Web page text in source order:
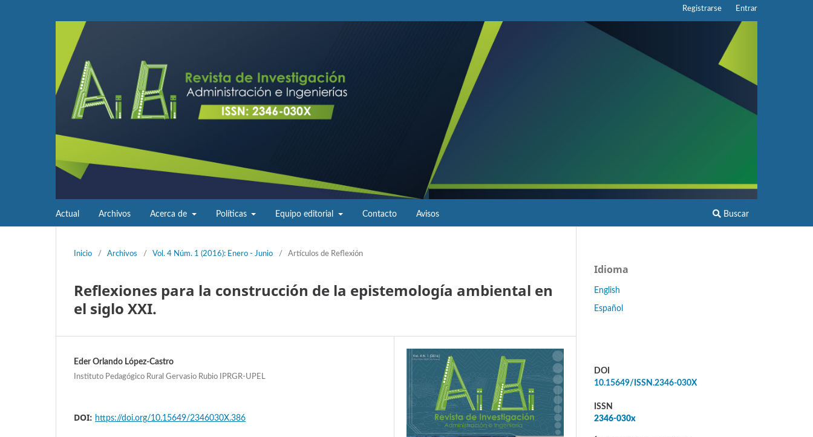
Actual Archivos Acerca de Políticas Equipo editorial Contacto Avisos Buscar
Registrarse Entrar
Inicio / Archivos / Vol. 4 Núm. 1 (2016): Enero - Junio / Artículos de Reflexión
Reflexiones para la construcción de la epistemología ambiental en
el siglo XXI.
Eder Orlando López-Castro
Instituto Pedagógico Rural Gervasio Rubio IPRGR-UPEL
DOI: https://doi.org/10.15649/2346030X.386
Idioma
English
Español
DOI
10.15649/ISSN.2346-030X
ISSN
2346-030x